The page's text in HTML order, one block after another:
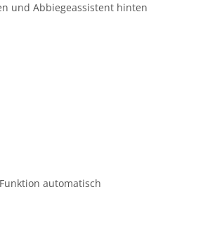
und Abbiegeassistent hinten
automatisch